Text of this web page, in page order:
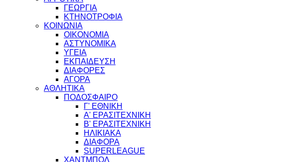
ΓΕΩΡΓΙΑ
ΚΤΗΝΟΤΡΟΦΙΑ
ΚΟΙΝΩΝΙΑ
ΟΙΚΟΝΟΜΙΑ
ΑΣΤΥΝΟΜΙΚΑ
ΥΓΕΙΑ
ΕΚΠΑΙΔΕΥΣΗ
ΔΙΑΦΟΡΕΣ
ΑΓΟΡΑ
ΑΘΛΗΤΙΚΑ
ΠΟΔΟΣΦΑΙΡΟ
Γ' ΕΘΝΙΚΗ
Α' ΕΡΑΣΙΤΕΧΝΙΚΗ
Β' ΕΡΑΣΙΤΕΧΝΙΚΗ
ΗΛΙΚΙΑΚΑ
ΔΙΑΦΟΡΑ
SUPERLEAGUE
ΧΑΝΤΜΠΟΛ